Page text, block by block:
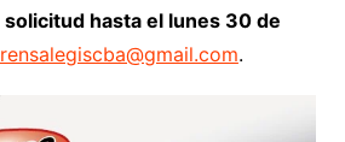
hasta el lunes 30 de
.